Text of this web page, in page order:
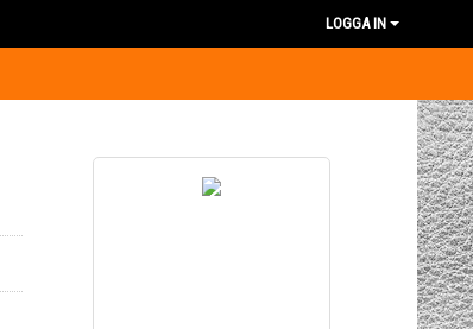
LOGGA IN